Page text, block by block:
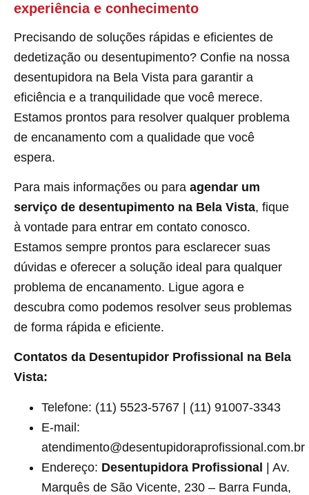
experiência e conhecimento
Precisando de soluções rápidas e eficientes de
dedetização ou desentupimento? Confie na nossa
desentupidora na Bela Vista para garantir a
eficiência e a tranquilidade que você merece.
Estamos prontos para resolver qualquer problema
de encanamento com a qualidade que você
espera.
Para mais informações ou para agendar um
serviço de desentupimento na Bela Vista, fique
à vontade para entrar em contato conosco.
Estamos sempre prontos para esclarecer suas
dúvidas e oferecer a solução ideal para qualquer
problema de encanamento. Ligue agora e
descubra como podemos resolver seus problemas
de forma rápida e eficiente.
Contatos da Desentupidor Profissional na Bela
Vista:
Telefone: (11) 5523-5767 | (11) 91007-3343
E-mail:
atendimento@desentupidoraprofissional.com.br
Endereço: Desentupidora Profissional | Av.
Marquês de São Vicente, 230 – Barra Funda,